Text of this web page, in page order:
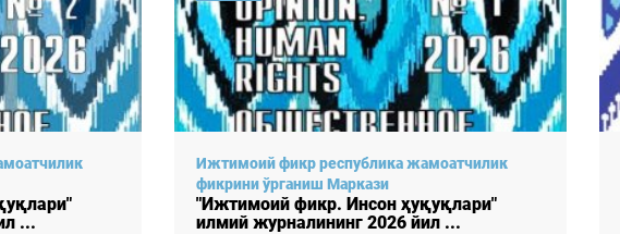
...
Ижтимоий фикр республика жамоатчилик
фикрини ўрганиш Маркази
"Ижтимоий фикр. Инсон ҳуқуқлари"
илмий журналининг 2025 йил ...